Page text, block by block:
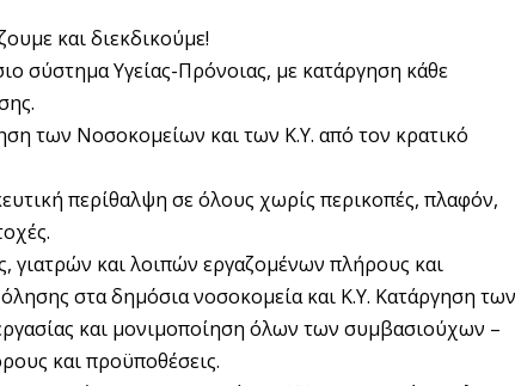
και διεκδικούμε!
σύστημα Υγείας-Πρόνοιας, με κατάργηση κάθε
των Νοσοκομείων και των Κ.Υ. από τον κρατικό
περίθαλψη σε όλους χωρίς περικοπές, πλαφόν,
γιατρών και λοιπών εργαζομένων πλήρους και
στα δημόσια νοσοκομεία και Κ.Υ. Κατάργηση των
και μονιμοποίηση όλων των συμβασιούχων –
και προϋποθέσεις.